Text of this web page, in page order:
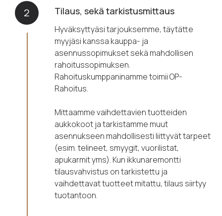
2 Tilaus, sekä tarkistusmittaus
Hyväksyttyäsi tarjouksemme, täytätte
myyjäsi kanssa kauppa- ja
asennussopimukset sekä mahdollisen
rahoitussopimuksen.
Rahoituskumppaninamme toimii OP-
Rahoitus.
Mittaamme vaihdettavien tuotteiden
aukkokoot ja tarkistamme muut
asennukseen mahdollisesti liittyvät tarpeet
(esim. telineet, smyygit, vuorilistat,
apukarmit yms). Kun ikkunaremontti
tilausvahvistus on tarkistettu ja
vaihdettavat tuotteet mitattu, tilaus siirtyy
tuotantoon.